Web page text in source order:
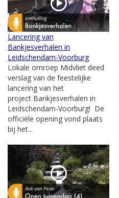
Lancering van
Bankjesverhalen in
Leidschendam-Voorburg
Lokale omroep Midvliet deed
verslag van de feestelijke
lancering van het
project Bankjesverhalen in
Leidschendam-Voorburg! De
officiële opening vond plaats
bij het...